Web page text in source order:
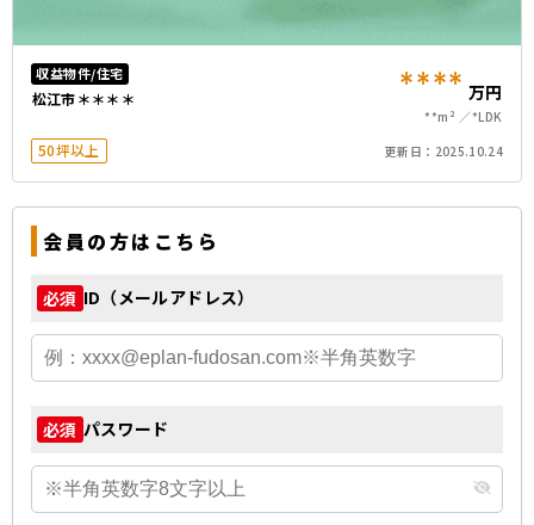
収益物件/住宅
松江市＊＊＊＊ **** 万円
**m² *LDK
50坪以上 更新日： 2025.10.24
会員の方はこちら
必須 ID（メールアドレス）
必須 パスワード